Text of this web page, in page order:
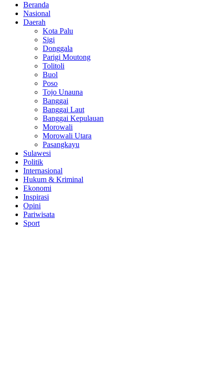
Beranda
Nasional
Daerah
Kota Palu
Sigi
Donggala
Parigi Moutong
Tolitoli
Buol
Poso
Tojo Unauna
Banggai
Banggai Laut
Banggai Kepulauan
Morowali
Morowali Utara
Pasangkayu
Sulawesi
Politik
Internasional
Hukum & Kriminal
Ekonomi
Inspirasi
Opini
Pariwisata
Sport